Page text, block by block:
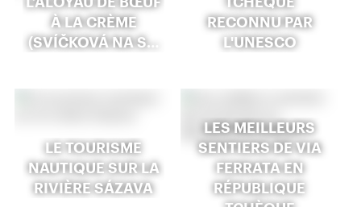
À LA CRÈME
(SVÍČKOVÁ NA S…
RECONNU PAR
L'UNESCO
LE TOURISME
NAUTIQUE SUR LA
RIVIÈRE SÁZAVA
LES MEILLEURS
SENTIERS DE VIA
FERRATA EN
RÉPUBLIQUE